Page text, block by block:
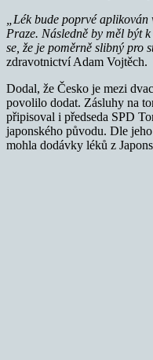
„Lék bude poprvé
Praze. Následně by měl být
se, že je poměrně slibný pro
zdravotnictví Adam Vojtěch.
Dodal, že Česko je mezi
povolilo dodat. Zásluhy na
připisoval i předseda SPD
japonského původu. Dle
mohla dodávky léků z